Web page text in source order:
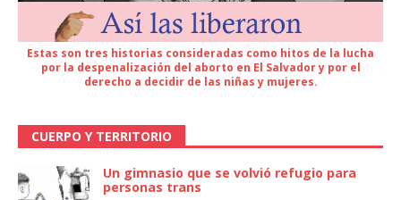
Estas son tres historias consideradas como hitos de la lucha
por la despenalización del aborto en El Salvador y por el
derecho a decidir de las niñas y mujeres.
CUERPO Y TERRITORIO
Un gimnasio que se volvió refugio para
personas trans